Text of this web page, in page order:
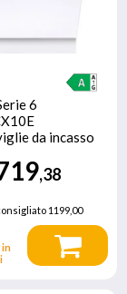
6
da incasso
A
,38
1199,00
in